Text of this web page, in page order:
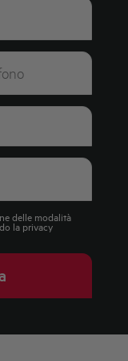
delle modalità
la privacy